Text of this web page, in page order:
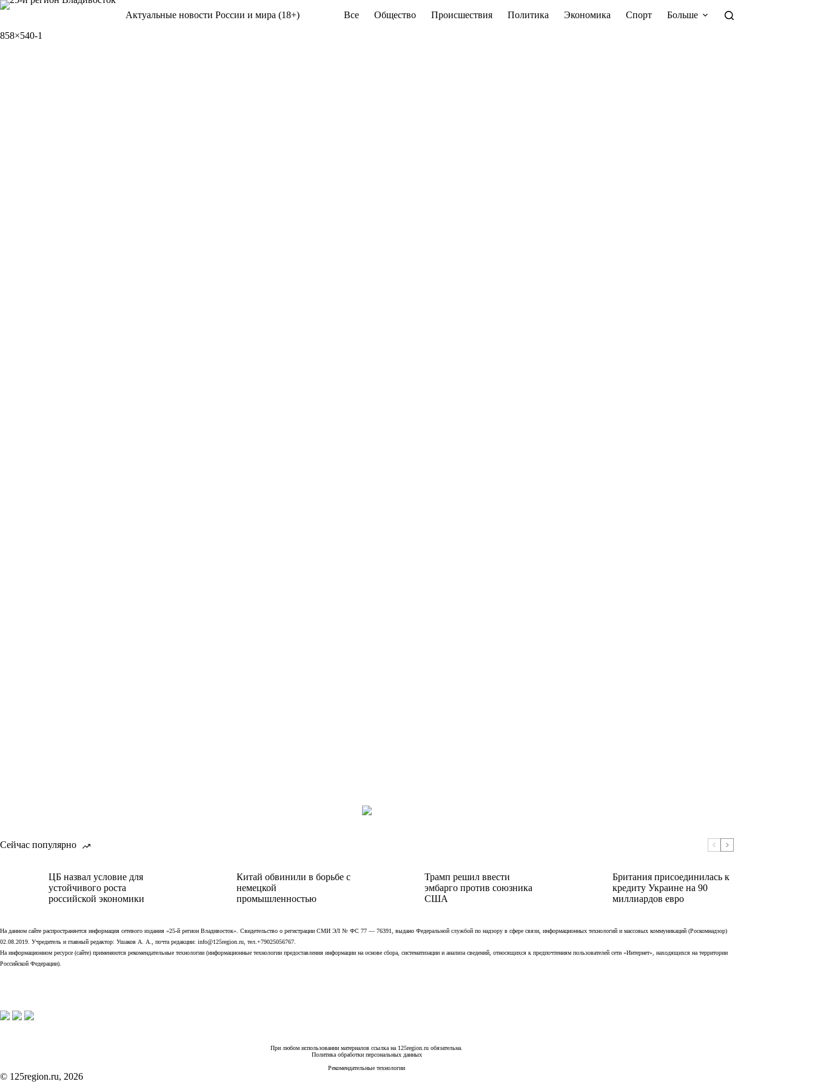
Перейти
Актуальные новости России и мира (18+) Все Общество Происшествия Политика Экономика Спорт
Больше
858×540-1
Сейчас популярно
ЦБ назвал условие для
устойчивого роста
российской экономики
Китай обвинили в борьбе с
немецкой
промышленностью
Трамп решил ввести
эмбарго против союзника
США
Британия присоединилась к
кредиту Украине на 90
миллиардов евро
На данном сайте распространяется информация сетевого издания «25-й регион Владивосток». Свидетельство о регистрации СМИ ЭЛ № ФС 77 — 76391, выдано Федеральной службой по надзору в сфере связи, информационных технологий и массовых коммуникаций (Роскомнадзор)
02.08.2019. Учредитель и главный редактор: Ушаков А. А., почта редакции: info@125region.ru, тел.+79025056767.
На информационном ресурсе (сайте) применяются рекомендательные технологии (информационные технологии предоставления информации на основе сбора, систематизации и анализа сведений, относящихся к предпочтениям пользователей сети «Интернет», находящихся на территории
Российской Федерации).
При любом использовании материалов ссылка на 125region.ru обязательна.
Политика обработки персональных данных
Рекомендательные технологии
© 125region.ru, 2026